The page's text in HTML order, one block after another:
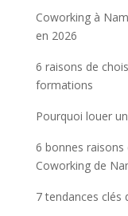
Coworking à
en 2026
6 raisons de
formations
Pourquoi louer
6 bonnes
Coworking de
7 tendances clés